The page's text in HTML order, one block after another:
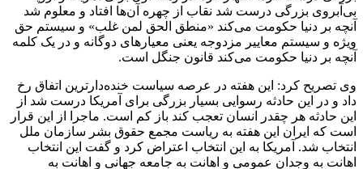
بی‌آبروی بزرگی درست شد نقاب از چهره آن‌ها افتاد و معلوم شد
آنچه بر دنیا حکومت می‌کند «منطق الحق لمن غلب» و سیستم حق
ویژه و سیستم معاییر مزدوجه یعنی معیارهای دوگانه و در یک کلمه
آنچه بر دنیا حکومت می‌کند قانون جنگل است.
وی تصریح کرد: این هفته در عرصه سیاست خنده‌دارترین اتفاق رخ
داد و در این حادثه رسوایی بسیار بزرگی برای آمریکا درست شد از
این حادثه هر چقدر انسان تعجب کند باز کم است. ماجرا از این قرار
است که ایران این هفته به ریاست مجمع حقوق بشر سازمان ملل
انتخاب شد. آمریکا به این انتخاب اعتراض کرد و گفت این انتخاب
اهانت به وجدان عمومی و اهانت به جامعه جهانی و اهانت به